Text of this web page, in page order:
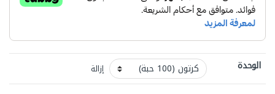
الوحدة إزالة